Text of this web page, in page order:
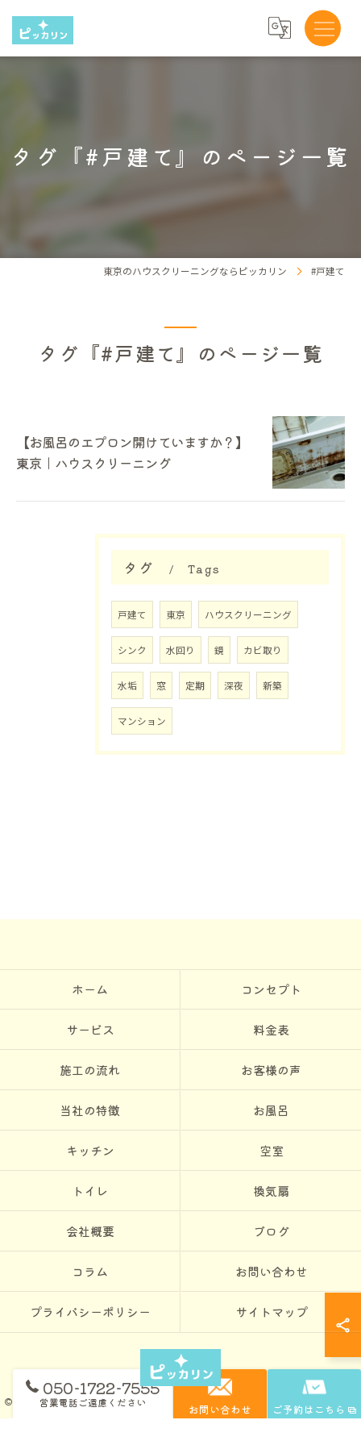
タグ『#戸建て』のページ一覧
東京のハウスクリーニングならピッカリン #戸建て
タグ『#戸建て』のページ一覧
【お風呂のエプロン開けていますか？】
東京｜ハウスクリーニング
タグ Tags
戸建て 東京 ハウスクリーニング
シンク 水回り 鏡 カビ取り
水垢 窓 定期 深夜 新築
マンション
050-1722-7555
営業電話ご遠慮ください お問い合わせ ご予約はこちら
ホーム コンセプト
サービス 料金表
施工の流れ お客様の声
当社の特徴 お風呂
キッチン 空室
トイレ 換気扇
会社概要 ブログ
コラム お問い合わせ
プライバシーポリシー サイトマップ
© 2026 東京のハウスクリーニングならピッカリン ALL RIGHTS RESERVED.